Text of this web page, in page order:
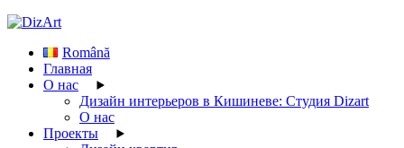
Română
Главная
О нас
Дизайн интерьеров в Кишиневе: Студия Dizart
О нас
Проекты